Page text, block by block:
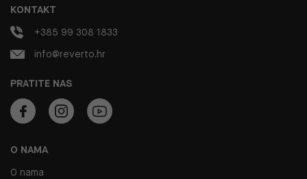
O NAMA
O nama
PRATITE NAS
KONTAKT
+385 99 308 1833
info@reverto.hr